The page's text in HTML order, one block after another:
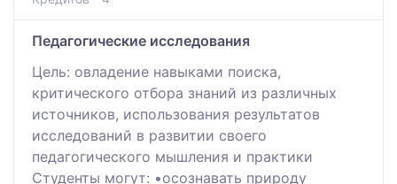
Педагогические исследования
Цель: овладение навыками поиска,
критического отбора знаний из различных
источников, использования результатов
исследований в развитии своего
педагогического мышления и практики
Студенты могут: •осознавать природу